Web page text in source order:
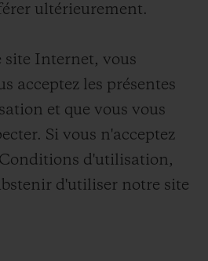
ultérieurement.
Internet, vous
acceptez les présentes
et que vous vous
Si vous n'acceptez
Conditions d'utilisation,
d'utiliser notre site